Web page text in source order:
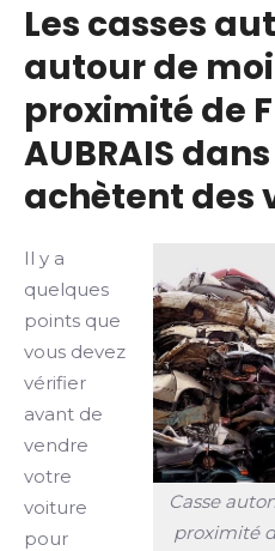
Les casses
autour de
proximité de
AUBRAIS
achètent des
Casse
proximité
Il y a
quelques
points que
vous devez
vérifier
avant de
vendre
votre
voiture
pour